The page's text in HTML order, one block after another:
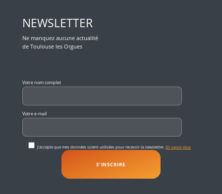
NEWSLETTER
Ne manquez aucune actualité
de Toulouse les Orgues
Votre nom complet
Votre e-mail
J'accepte que mes données soient utilisées pour recevoir la newsletter. En savoir plus